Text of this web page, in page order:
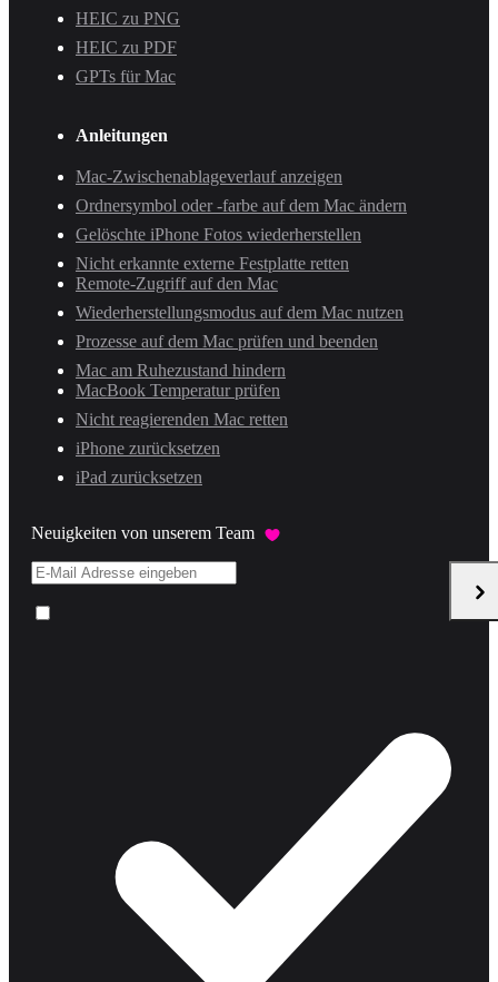
HEIC zu PNG
HEIC zu PDF
GPTs für Mac
Anleitungen
Mac-Zwischenablageverlauf anzeigen
Ordnersymbol oder -farbe auf dem Mac ändern
Gelöschte iPhone Fotos wiederherstellen
Nicht erkannte externe Festplatte retten
Remote-Zugriff auf den Mac
Wiederherstellungsmodus auf dem Mac nutzen
Prozesse auf dem Mac prüfen und beenden
Mac am Ruhezustand hindern
MacBook Temperatur prüfen
Nicht reagierenden Mac retten
iPhone zurücksetzen
iPad zurücksetzen
Neuigkeiten von unserem Team